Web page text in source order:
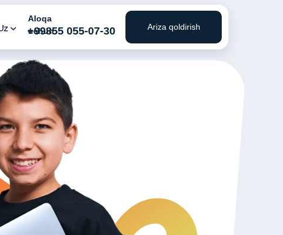
+99855 055-07-30
Aloqa
uchun
Ariza qoldirish